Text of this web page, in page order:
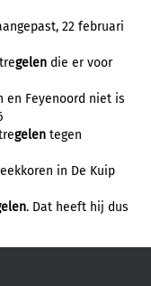
22 februari
gelen die er voor
en Feyenoord niet is
gelen tegen
in De Kuip
. Dat heeft hij dus